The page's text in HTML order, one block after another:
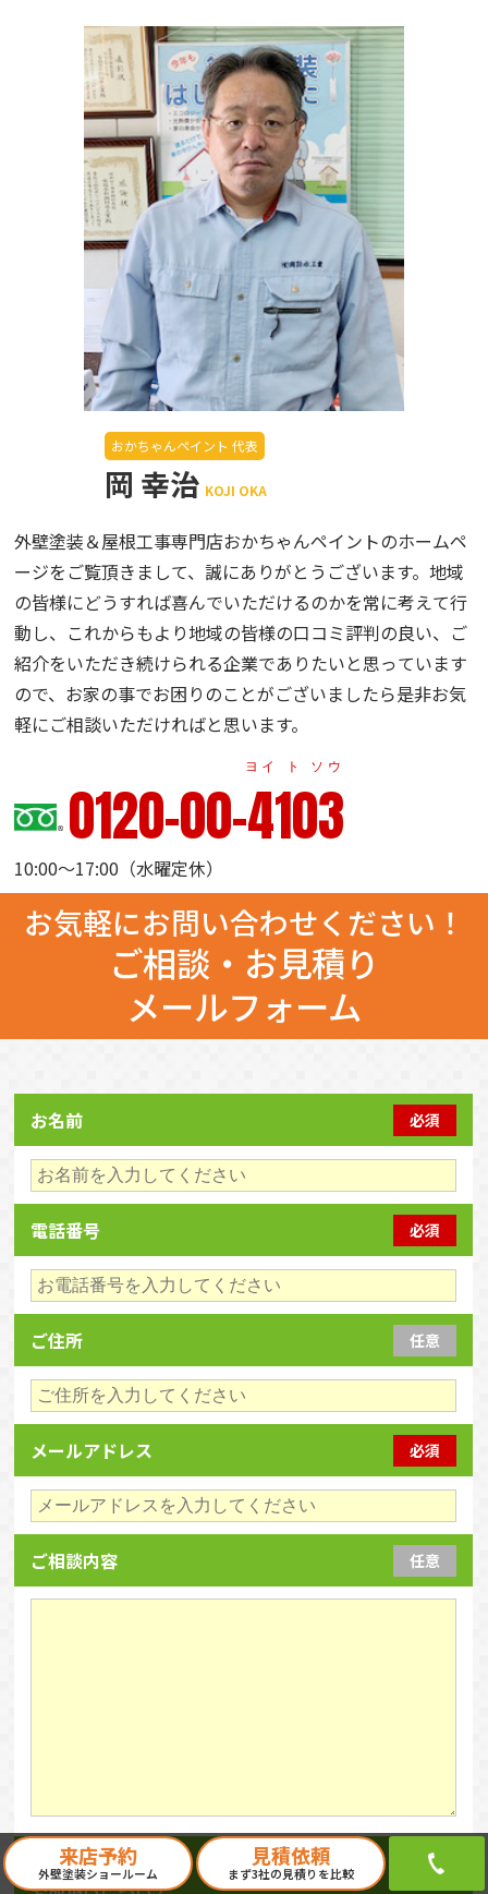
おかちゃんペイント 代表
岡 幸治 KOJI OKA
外壁塗装＆屋根工事専門店おかちゃんペイントのホームペ
ージをご覧頂きまして、誠にありがとうございます。地域
の皆様にどうすれば喜んでいただけるのかを常に考えて行
動し、これからもより地域の皆様の口コミ評判の良い、ご
紹介をいただき続けられる企業でありたいと思っています
ので、お家の事でお困りのことがございましたら是非お気
軽にご相談いただければと思います。
0120-00-4103
ヨイ ト ソウ
10:00～17:00（水曜定休）
お気軽にお問い合わせください！
ご相談・お見積り
メールフォーム
お名前 必須
電話番号 必須
ご住所 任意
メールアドレス 必須
ご相談内容 任意
個人情報の
来店予約
外壁塗装ショールーム
見積依頼
まず3社の見積りを比較